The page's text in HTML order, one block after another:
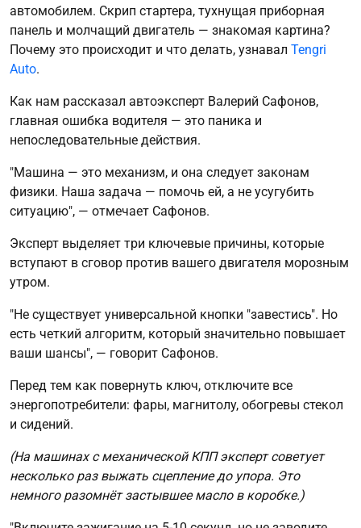
автомобилем. Скрип стартера, тухнущая приборная
панель и молчащий двигатель — знакомая картина?
Почему это происходит и что делать, узнавал Tengri
Auto.
Как нам рассказал автоэксперт Валерий Сафонов,
главная ошибка водителя — это паника и
непоследовательные действия.
"Машина — это механизм, и она следует законам
физики. Наша задача — помочь ей, а не усугубить
ситуацию", — отмечает Сафонов.
Эксперт выделяет три ключевые причины, которые
вступают в сговор против вашего двигателя морозным
утром.
"Не существует универсальной кнопки "завестись". Но
есть четкий алгоритм, который значительно повышает
ваши шансы", — говорит Сафонов.
Перед тем как повернуть ключ, отключите все
энергопотребители: фары, магнитолу, обогревы стекол
и сидений.
(На машинах с механической КПП эксперт советует
несколько раз выжать сцепление до упора. Это
немного разомнёт застывшее масло в коробке.)